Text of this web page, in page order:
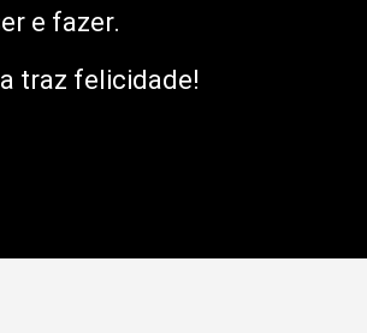
e fazer.
traz felicidade!